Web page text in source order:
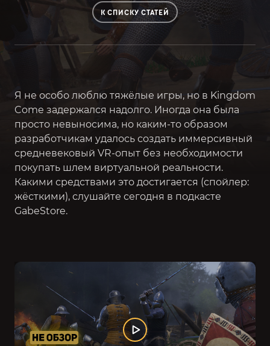
К СПИСКУ СТАТЕЙ
Я не особо люблю тяжёлые игры, но в Kingdom
Come задержался надолго. Иногда она была
просто невыносима, но каким-то образом
разработчикам удалось создать иммерсивный
средневековый VR-опыт без необходимости
покупать шлем виртуальной реальности.
Какими средствами это достигается (спойлер:
жёсткими), слушайте сегодня в подкасте
GabeStore.